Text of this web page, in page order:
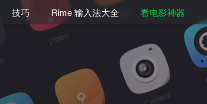
技巧 Rime 输入法大全 看电影神器